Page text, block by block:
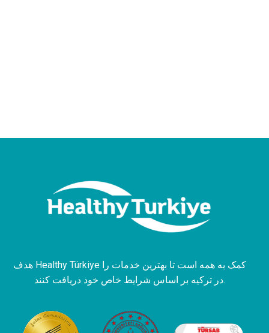
هدف Healthy Türkiye کمک به همه است تا بهترین خدمات را
در ترکیه بر اساس شرایط خاص خود دریافت کنند.